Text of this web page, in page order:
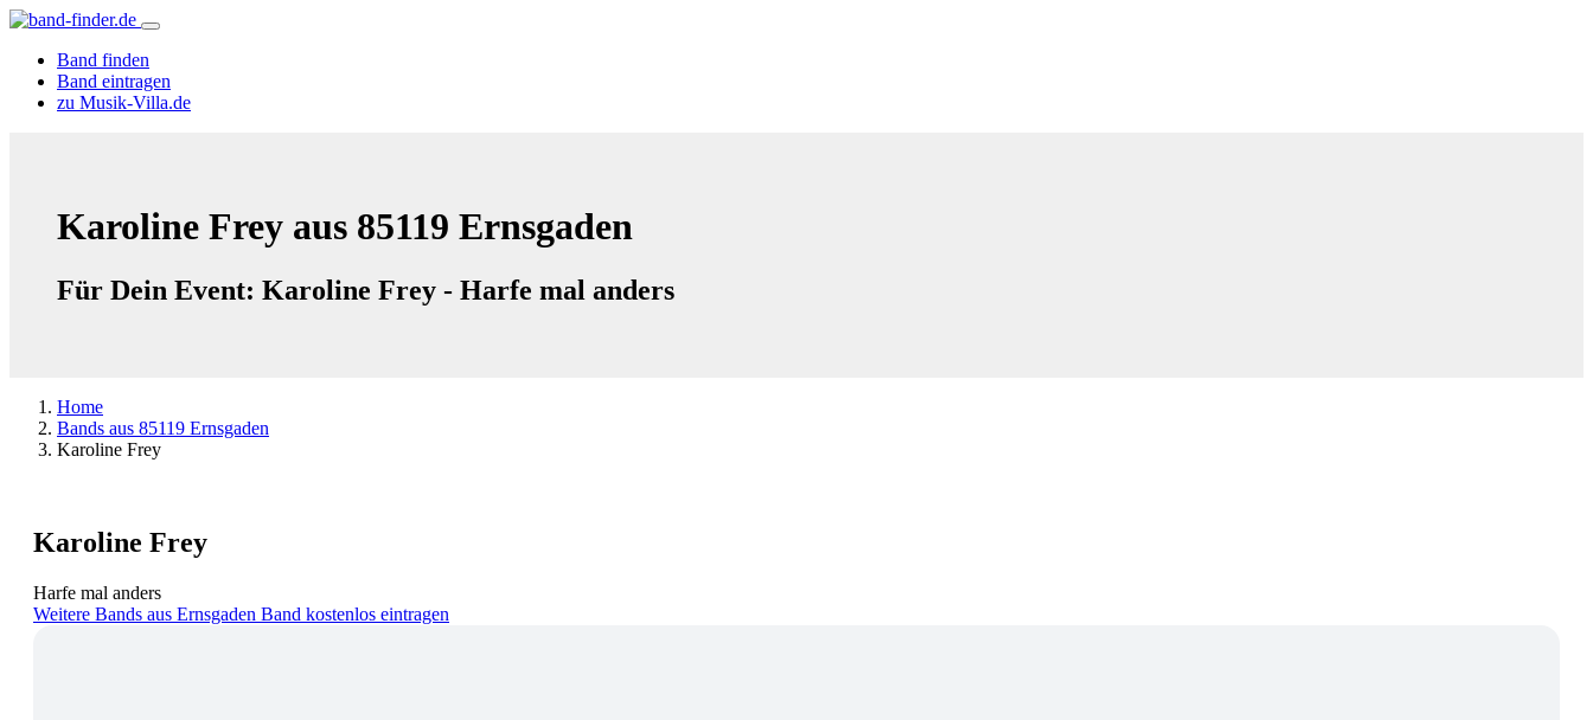
Band finden
Band eintragen
zu Musik-Villa.de
Karoline Frey aus 85119 Ernsgaden
Für Dein Event: Karoline Frey - Harfe mal anders
Home
Bands aus 85119 Ernsgaden
Karoline Frey
Karoline Frey
Harfe mal anders
Weitere Bands aus Ernsgaden Band kostenlos eintragen